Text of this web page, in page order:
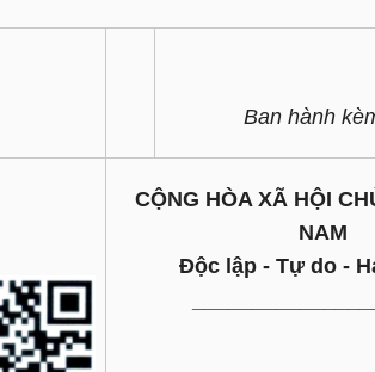
Ban hành
CỘNG HÒA XÃ HỘI
NAM
Độc lập - Tự do -